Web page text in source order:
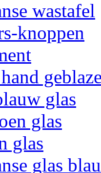
wastafel
knoppen
glas
glas
glas
glas